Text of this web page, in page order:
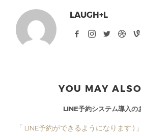
LAUGH+L
YOU MAY
LINE予約システム導入の
「 LINE予約ができるようになります